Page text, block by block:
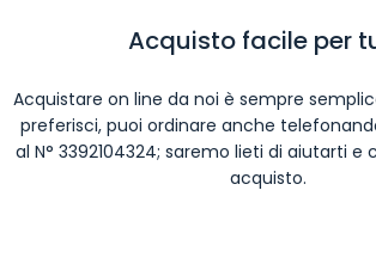
Acquisto facile per
Acquistare on line da noi è sempre
preferisci, puoi ordinare anche
al N° 3392104324; saremo lieti di aiutarti e
acquisto.